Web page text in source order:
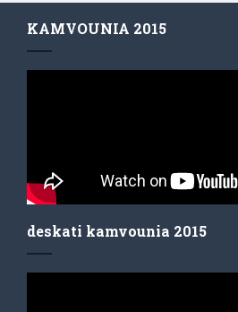
KAMVOUNIA 2015
deskati kamvounia 2015